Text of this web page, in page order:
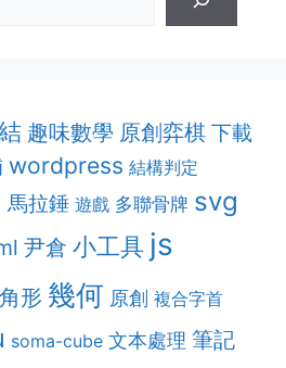
趣味數學 原創弈棋 下載
wordpress 結構判定
馬拉錘 遊戲 多聯骨牌 svg
尹倉 小工具 js
形 幾何 原創 複合字首
soma-cube 文本處理 筆記